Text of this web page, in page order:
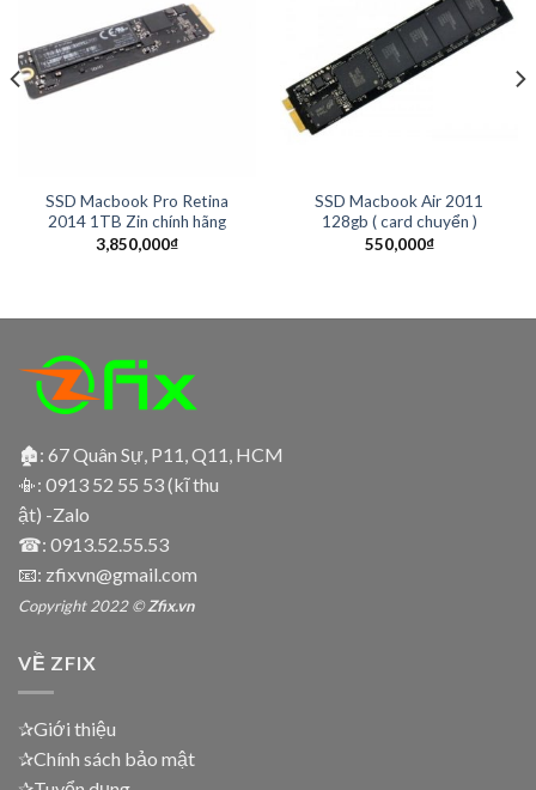
SSD Macbook Pro Retina
2014 1TB Zin chính hãng
3,850,000₫
SSD Macbook Air 2011
128gb ( card chuyển )
550,000₫
🏚: 67 Quân Sự, P11, Q11, HCM
📳: 0913 52 55 53 (kĩ thu
ật) -Zalo
☎: 0913.52.55.53
📧: zfixvn@gmail.com
Copyright 2022 ©Zfix.vn
VỀ ZFIX
✰Giới thiệu
✰Chính sách bảo mật